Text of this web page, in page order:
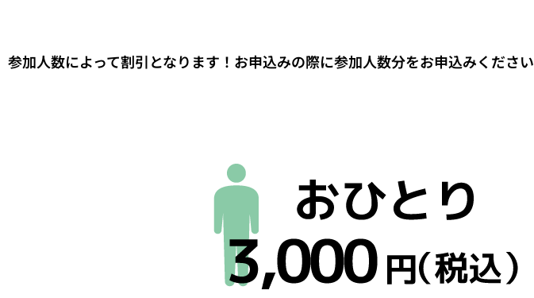
参加人数によって割引となります！お申込みの際に参加人数分をお申込みください